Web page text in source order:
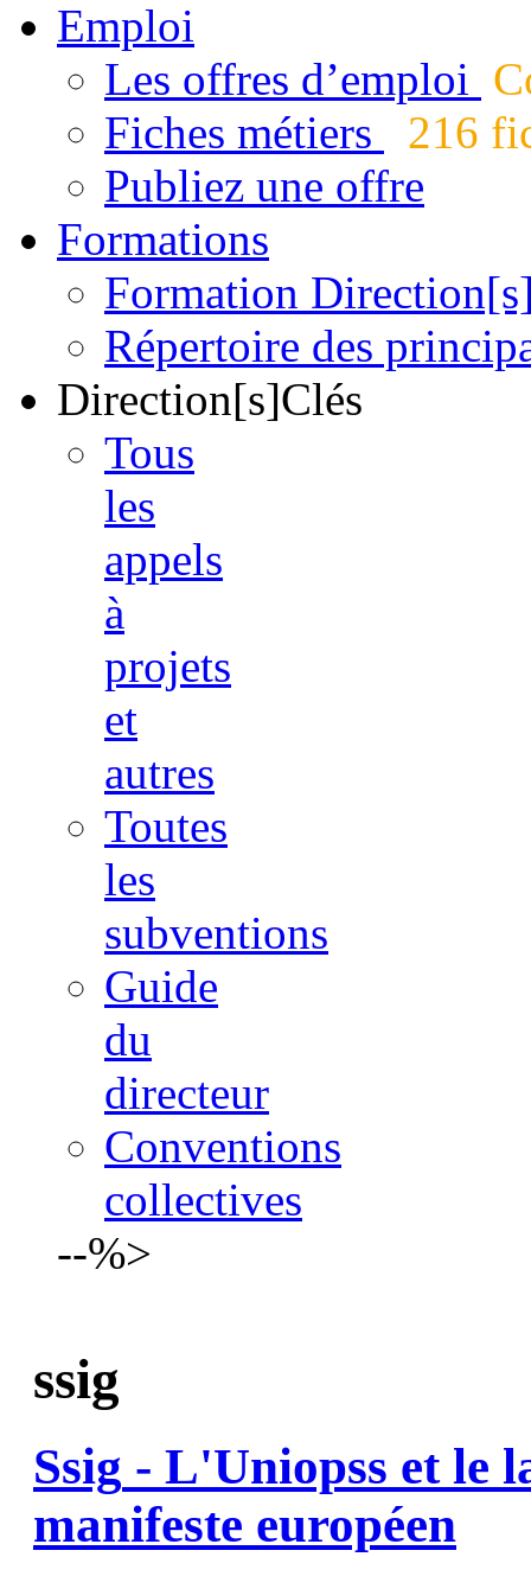
Emploi
Les offres d’emploi
Fiches métiers
216
Publiez une offre
Formations
Formation
Répertoire des
Direction[s]Clés
Tous
les
appels
à
projets
et
autres
Toutes
les
subventions
Guide
du
directeur
Conventions
collectives
--%>
ssig
Ssig - L'Uniopss et le
manifeste européen